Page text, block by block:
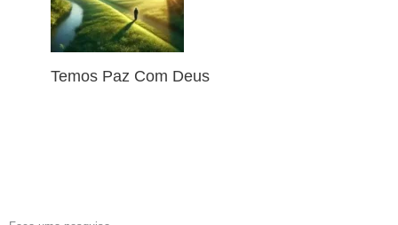
Temos Paz Com Deus